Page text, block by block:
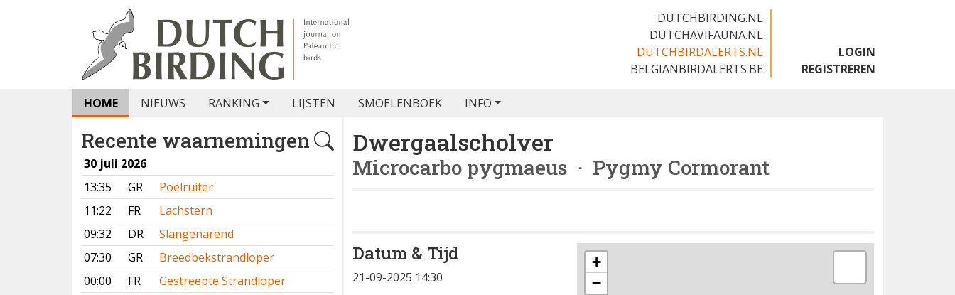
DUTCHBIRDING.NL
DUTCHAVIFAUNA.NL
DUTCHBIRDALERTS.NL
BELGIANBIRDALERTS.BE
LOGIN
REGISTREREN
HOME NIEUWS RANKING LIJSTEN SMOELENBOEK INFO
Recente waarnemingen
30 juli 2026
13:35
GR
Poelruiter
11:22
FR
Lachstern
09:32
DR
Slangenarend
07:30
GR
Breedbekstrandloper
00:00
FR
Gestreepte Strandloper
Dwergaalscholver
Microcarbo pygmaeus · Pygmy Cormorant
Datum & Tijd
21-09-2025 14:30
+
−